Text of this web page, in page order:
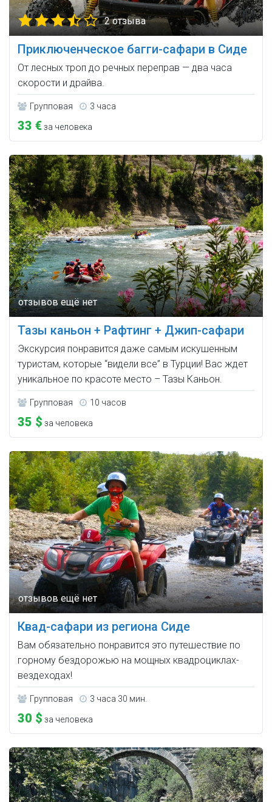
2 отзыва
Приключенческое багги-сафари в Сиде
От лесных троп до речных переправ — два часа
скорости и драйва.
Групповая 3 часа
33 €за человека
Тазы каньон + Рафтинг + Джип-сафари
Экскурсия понравится даже самым искушенным
туристам, которые “видели все” в Турции! Вас ждет
уникальное по красоте место – Тазы Каньон.
Групповая 10 часов
35 $ за человека
Квад-сафари из региона Сиде
Вам обязательно понравится это путешествие по
горному бездорожью на мощных квадроциклах-
вездеходах!
Групповая 3 часа 30 мин.
30 $ за человека